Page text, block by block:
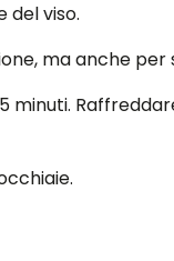
del viso.
ma anche per
minuti.